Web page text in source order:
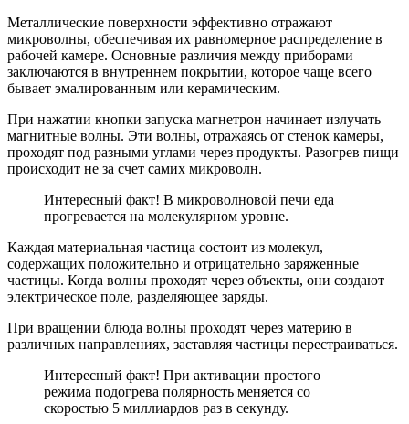
Металлические поверхности эффективно отражают
микроволны, обеспечивая их равномерное распределение в
рабочей камере. Основные различия между приборами
заключаются в внутреннем покрытии, которое чаще всего
бывает эмалированным или керамическим.
При нажатии кнопки запуска магнетрон начинает излучать
магнитные волны. Эти волны, отражаясь от стенок камеры,
проходят под разными углами через продукты. Разогрев пищи
происходит не за счет самих микроволн.
Интересный факт! В микроволновой печи еда
прогревается на молекулярном уровне.
Каждая материальная частица состоит из молекул,
содержащих положительно и отрицательно заряженные
частицы. Когда волны проходят через объекты, они создают
электрическое поле, разделяющее заряды.
При вращении блюда волны проходят через материю в
различных направлениях, заставляя частицы перестраиваться.
Интересный факт! При активации простого
режима подогрева полярность меняется со
скоростью 5 миллиардов раз в секунду.